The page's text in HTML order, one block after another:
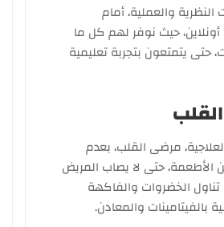
والعملية، أمام
أونلاين، حيث نوفر لهم كل ما
حتى يتمتعون بتجربة تعليمية
مرضى القلب، بعدم
الأطعمة، حتى لا يصاب المريض
تناول الخضروات والفاكهة
بالفيتامينات والمعادن.